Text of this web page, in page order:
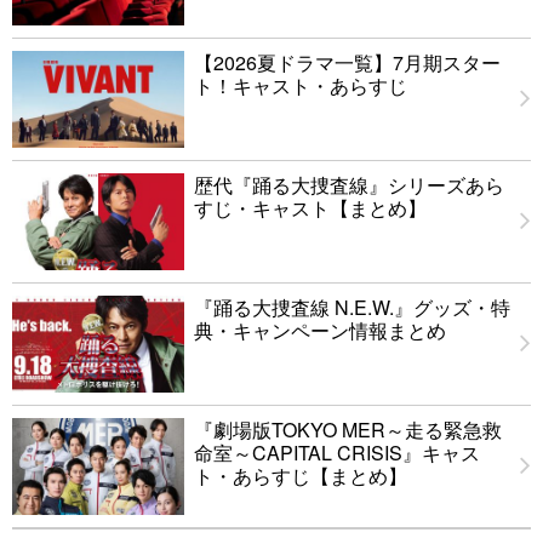
【2026夏ドラマ一覧】7月期スター
ト！キャスト・あらすじ
歴代『踊る大捜査線』シリーズあら
すじ・キャスト【まとめ】
『踊る大捜査線 N.E.W.』グッズ・特
典・キャンペーン情報まとめ
『劇場版TOKYO MER～走る緊急救
命室～CAPITAL CRISIS』キャス
ト・あらすじ【まとめ】